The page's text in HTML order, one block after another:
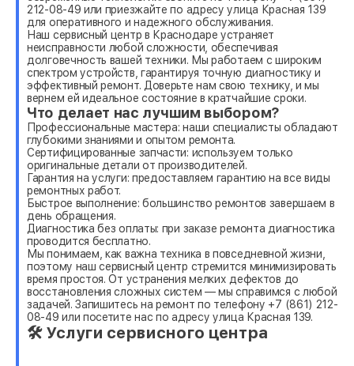
212-08-49 или приезжайте по адресу улица Красная 139
для оперативного и надежного обслуживания.
Наш сервисный центр в Краснодаре устраняет
неисправности любой сложности, обеспечивая
долговечность вашей техники. Мы работаем с широким
спектром устройств, гарантируя точную диагностику и
эффективный ремонт. Доверьте нам свою технику, и мы
вернем ей идеальное состояние в кратчайшие сроки.
Что делает нас лучшим выбором?
Профессиональные мастера: наши специалисты обладают
глубокими знаниями и опытом ремонта.
Сертифицированные запчасти: используем только
оригинальные детали от производителей.
Гарантия на услуги: предоставляем гарантию на все виды
ремонтных работ.
Быстрое выполнение: большинство ремонтов завершаем в
день обращения.
Диагностика без оплаты: при заказе ремонта диагностика
проводится бесплатно.
Мы понимаем, как важна техника в повседневной жизни,
поэтому наш сервисный центр стремится минимизировать
время простоя. От устранения мелких дефектов до
восстановления сложных систем — мы справимся с любой
задачей. Запишитесь на ремонт по телефону +7 (861) 212-
08-49 или посетите нас по адресу улица Красная 139.
🛠 Услуги сервисного центра